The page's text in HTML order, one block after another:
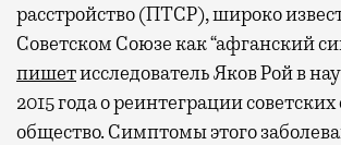
расстройство (ПТСР), широко
Советском Союзе как “афганский
пишетисследователь Яков Рой в
2015 года о реинтеграции советских
общество. Симптомы этого